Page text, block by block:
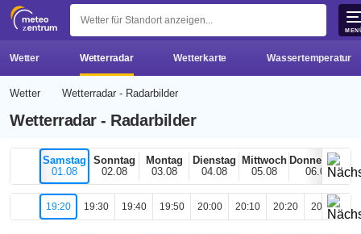
z
Wetter Wetterradar Wetterkarte Wassertemperatur
Wetter Wetterradar - Radarbilder
Wetterradar - Radarbilder
Samstag
01.08
Sonntag
02.08
Montag
03.08
Dienstag
04.08
Mittwoch
05.08
Donnerstag
06.08
19:20 19:30 19:40 19:50 20:00 20:10 20:20 20:30